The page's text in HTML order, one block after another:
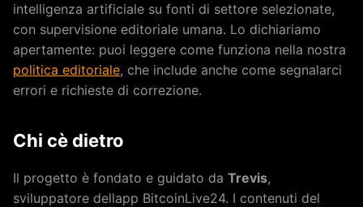
intelligenza artificiale su fonti di settore selezionate,
con supervisione editoriale umana. Lo dichiariamo
apertamente: puoi leggere come funziona nella nostra
politica editoriale, che include anche come segnalarci
errori e richieste di correzione.
Chi cè dietro
Il progetto è fondato e guidato da Trevis,
sviluppatore dellapp BitcoinLive24. I contenuti del